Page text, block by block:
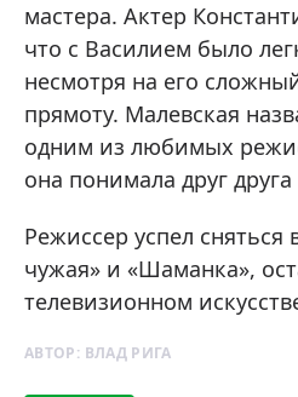
мастера. Актер
что с Василием было
несмотря на его
прямоту. Малевская
одним из любимых
она понимала друг друга
Режиссер успел сняться
чужая» и «Шаманка»,
телевизионном
АВТОР: ВЛАД РИГА